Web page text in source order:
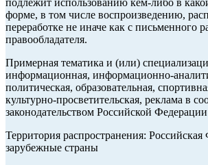
подлежит использованию кем-либо в
форме, в том числе воспроизведению,
переработке не иначе как с письменного
правообладателя.
Примерная тематика и (или)
информационная, информационно-
политическая, образовательная,
культурно-просветительская, реклама в
законодательством Российской
Территория распространения: Российская
зарубежные страны